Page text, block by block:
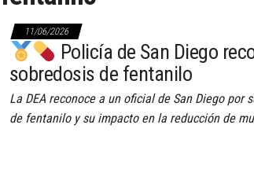
11/06/2026
Policía de San Diego
sobredosis de fentanilo
La DEA reconoce a un oficial de San Diego
de fentanilo y su impacto en la reducción de